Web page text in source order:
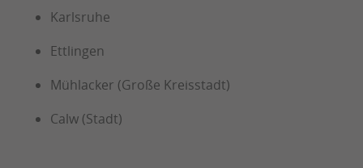
Karlsruhe
Ettlingen
Mühlacker (Große Kreisstadt)
Calw (Stadt)